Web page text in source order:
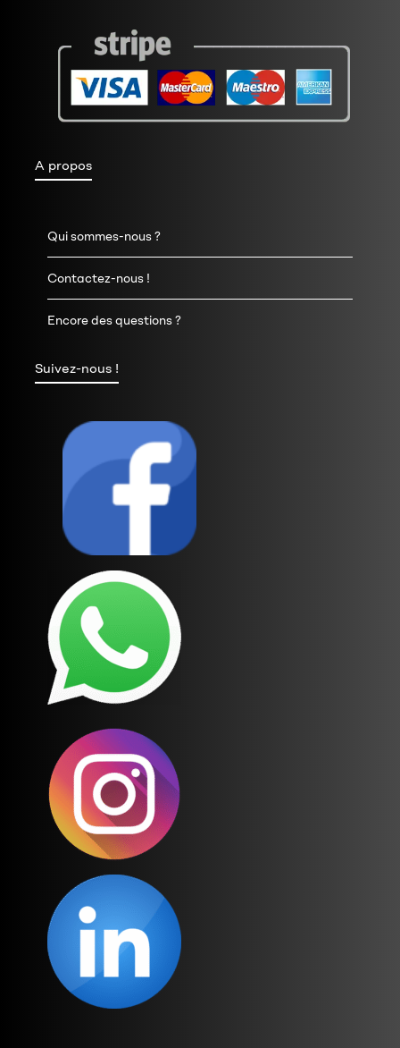
A propos
Qui sommes-nous ?
Contactez-nous !
Encore des questions ?
Suivez-nous !